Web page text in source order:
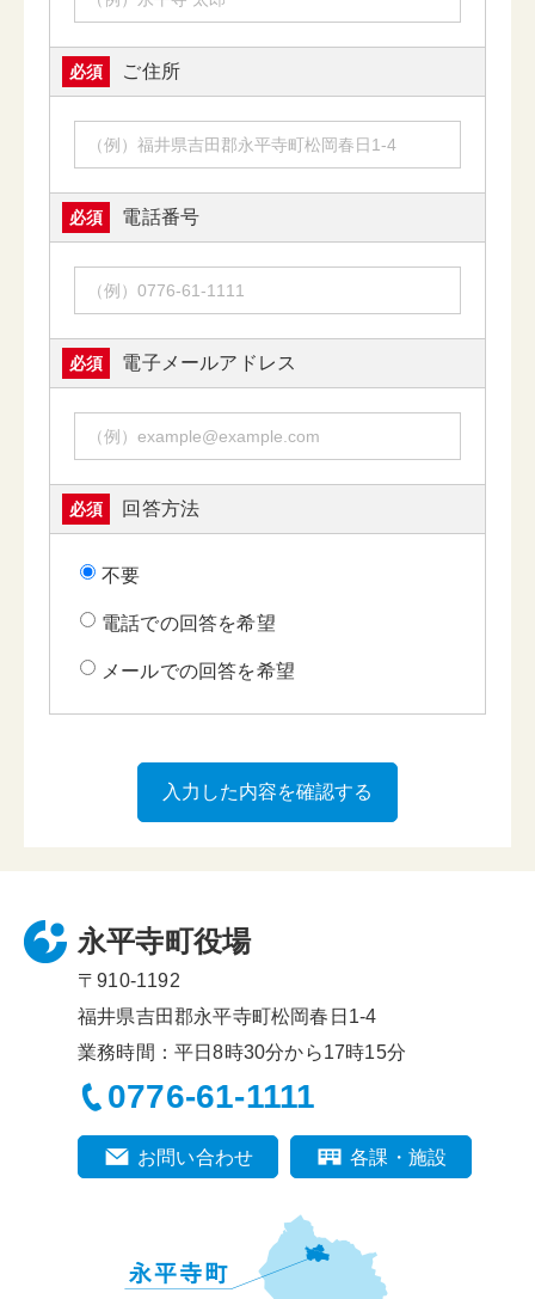
必須 ご住所
必須 電話番号
必須 電子メールアドレス
必須 回答方法
不要
電話での回答を希望
メールでの回答を希望
永平寺町役場
〒910-1192
福井県吉田郡永平寺町松岡春日1-4
業務時間：平日8時30分から17時15分
0776-61-1111
お問い合わせ 各課・施設